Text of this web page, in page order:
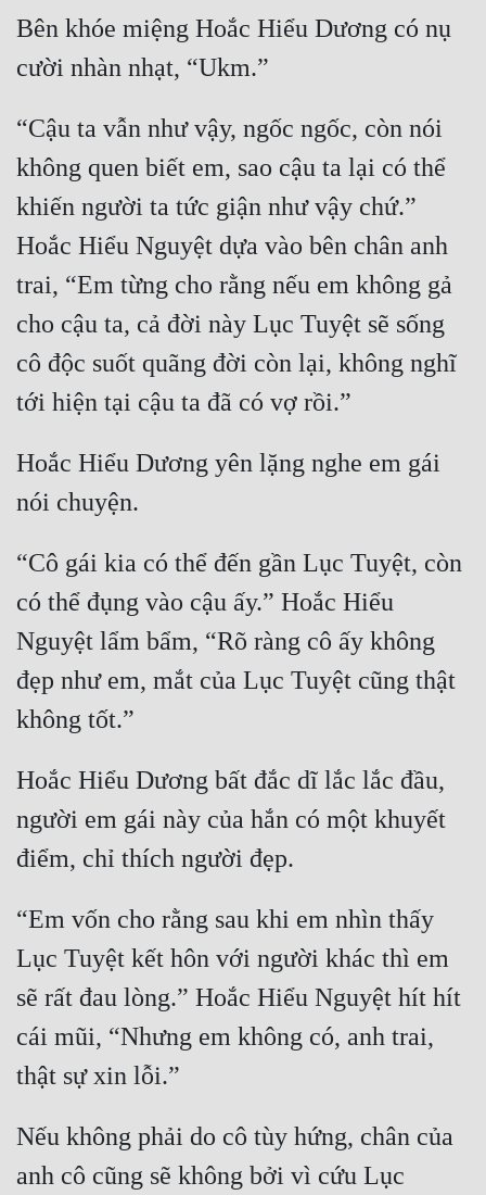
Khoa Huyễn Không Gian
Kinh Dị
Kiếm Hiệp
Kỳ Huyễn
Kỳ Ảo
Linh Dị
Làm Giàu
Lịch Sử
Mưu Mô
Mỹ Thực
Ngôn Tình
Ngược
Nữ Cường
Nữ Phụ
Phong Thủy - Tâm Linh
Phương Tây
Phản Phái
Quan Trường
Quân Sự
Sủng
Thanh Xuân
Tiên Hiệp
Bên khóe miệng Hoắc Hiểu Dương có nụ
cười nhàn nhạt, “Ukm.”
“Cậu ta vẫn như vậy, ngốc ngốc, còn nói
không quen biết em, sao cậu ta lại có thể
khiến người ta tức giận như vậy chứ.”
Hoắc Hiểu Nguyệt dựa vào bên chân anh
trai, “Em từng cho rằng nếu em không gả
cho cậu ta, cả đời này Lục Tuyệt sẽ sống
cô độc suốt quãng đời còn lại, không nghĩ
tới hiện tại cậu ta đã có vợ rồi.”
Hoắc Hiểu Dương yên lặng nghe em gái
nói chuyện.
“Cô gái kia có thể đến gần Lục Tuyệt, còn
có thể đụng vào cậu ấy.” Hoắc Hiểu
Nguyệt lẩm bẩm, “Rõ ràng cô ấy không
đẹp như em, mắt của Lục Tuyệt cũng thật
không tốt.”
Hoắc Hiểu Dương bất đắc dĩ lắc lắc đầu,
người em gái này của hắn có một khuyết
điểm, chỉ thích người đẹp.
“Em vốn cho rằng sau khi em nhìn thấy
Lục Tuyệt kết hôn với người khác thì em
sẽ rất đau lòng.” Hoắc Hiểu Nguyệt hít hít
cái mũi, “Nhưng em không có, anh trai,
thật sự xin lỗi.”
Nếu không phải do cô tùy hứng, chân của
anh cô cũng sẽ không bởi vì cứu Lục